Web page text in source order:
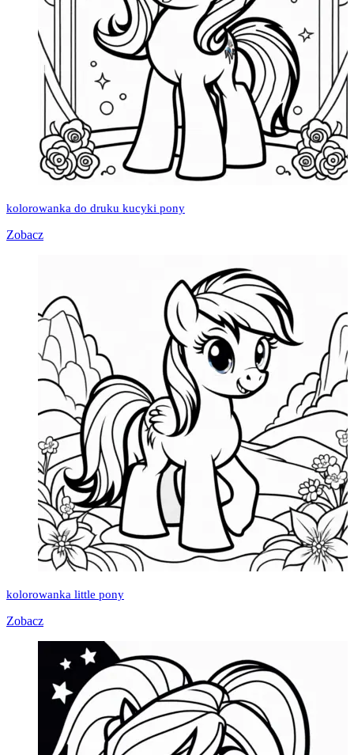
kolorowanka do druku kucyki pony
Zobacz
kolorowanka little pony
Zobacz